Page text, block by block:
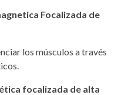
Focalizada de
los músculos a través
focalizada de alta